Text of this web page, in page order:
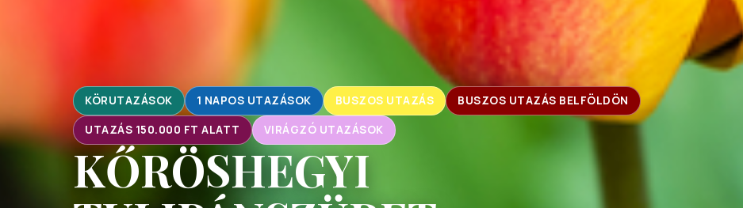
KÖRUTAZÁSOK 1 NAPOS UTAZÁSOK BUSZOS UTAZÁS BUSZOS UTAZÁS BELFÖLDÖN
UTAZÁS 150.000 FT ALATT VIRÁGZÓ UTAZÁSOK
KŐRÖSHEGYI